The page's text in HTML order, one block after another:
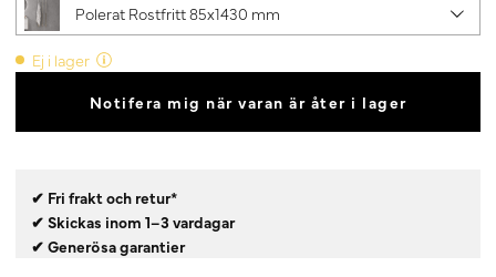
Polerat Rostfritt 85x1430 mm
Ej i lager
Notifera mig när varan är åter i lager
✔ Fri frakt och retur*
✔ Skickas inom 1–3 vardagar
✔ Generösa garantier